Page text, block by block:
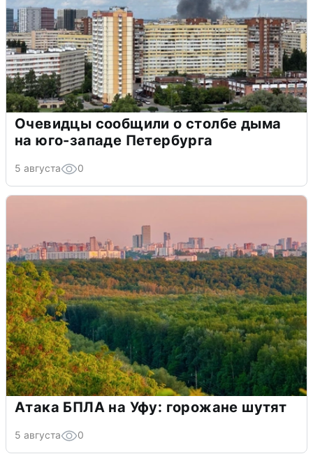
Очевидцы сообщили о столбе дыма
на юго-западе Петербурга
5 августа 0
Атака БПЛА на Уфу: горожане шутят
5 августа 0